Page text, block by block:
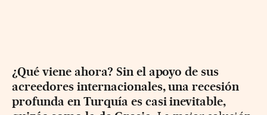
¿Qué viene ahora? Sin el apoyo de sus
acreedores internacionales, una recesión
profunda en Turquía es casi inevitable,